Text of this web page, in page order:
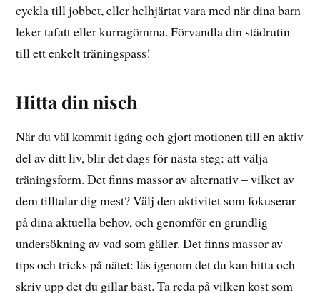
cyckla till jobbet, eller helhjärtat vara med när dina barn
leker tafatt eller kurragömma. Förvandla din städrutin
till ett enkelt träningspass!
Hitta din nisch
När du väl kommit igång och gjort motionen till en aktiv
del av ditt liv, blir det dags för nästa steg: att välja
träningsform. Det finns massor av alternativ – vilket av
dem tilltalar dig mest? Välj den aktivitet som fokuserar
på dina aktuella behov, och genomför en grundlig
undersökning av vad som gäller. Det finns massor av
tips och tricks på nätet: läs igenom det du kan hitta och
skriv upp det du gillar bäst. Ta reda på vilken kost som